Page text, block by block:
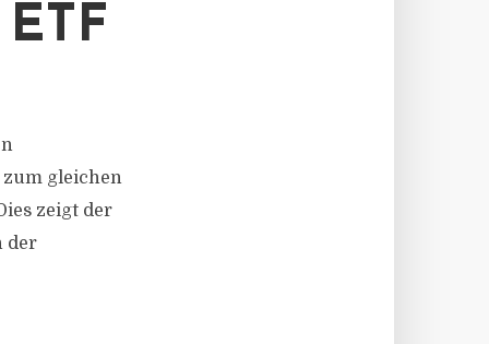
zum gleichen
zeigt der
der